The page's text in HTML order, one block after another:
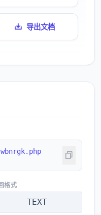
导出文档
格式
TEXT